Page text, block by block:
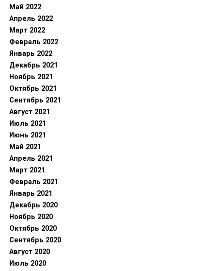
Май 2022
Апрель 2022
Март 2022
Февраль 2022
Январь 2022
Декабрь 2021
Ноябрь 2021
Октябрь 2021
Сентябрь 2021
Август 2021
Июль 2021
Июнь 2021
Май 2021
Апрель 2021
Март 2021
Февраль 2021
Январь 2021
Декабрь 2020
Ноябрь 2020
Октябрь 2020
Сентябрь 2020
Август 2020
Июль 2020